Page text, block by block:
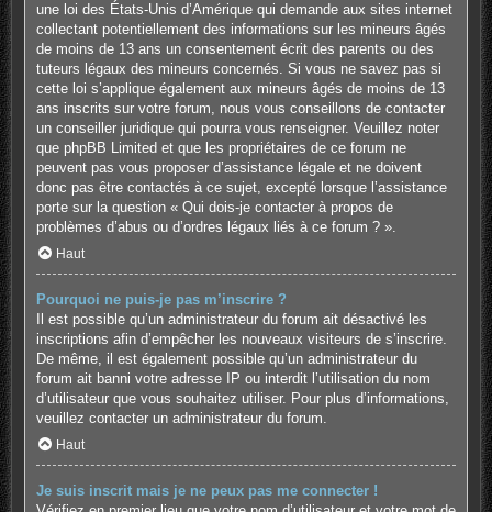
une loi des États-Unis d’Amérique qui demande aux sites internet
collectant potentiellement des informations sur les mineurs âgés
de moins de 13 ans un consentement écrit des parents ou des
tuteurs légaux des mineurs concernés. Si vous ne savez pas si
cette loi s’applique également aux mineurs âgés de moins de 13
ans inscrits sur votre forum, nous vous conseillons de contacter
un conseiller juridique qui pourra vous renseigner. Veuillez noter
que phpBB Limited et que les propriétaires de ce forum ne
peuvent pas vous proposer d’assistance légale et ne doivent
donc pas être contactés à ce sujet, excepté lorsque l’assistance
porte sur la question « Qui dois-je contacter à propos de
problèmes d’abus ou d’ordres légaux liés à ce forum ? ».
Haut
Pourquoi ne puis-je pas m’inscrire ?
Il est possible qu’un administrateur du forum ait désactivé les
inscriptions afin d’empêcher les nouveaux visiteurs de s’inscrire.
De même, il est également possible qu’un administrateur du
forum ait banni votre adresse IP ou interdit l’utilisation du nom
d’utilisateur que vous souhaitez utiliser. Pour plus d’informations,
veuillez contacter un administrateur du forum.
Haut
Je suis inscrit mais je ne peux pas me connecter !